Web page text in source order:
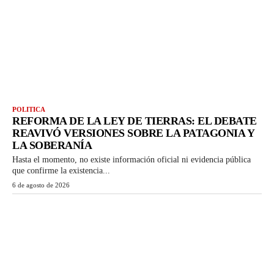
POLITICA
REFORMA DE LA LEY DE TIERRAS: EL DEBATE
REAVIVÓ VERSIONES SOBRE LA PATAGONIA Y
LA SOBERANÍA
Hasta el momento, no existe información oficial ni evidencia pública
que confirme la existencia...
6 de agosto de 2026